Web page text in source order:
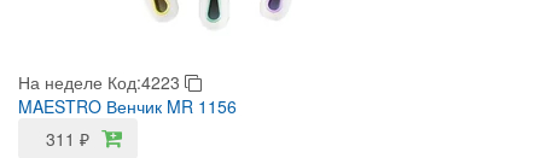
На неделе Код:4223
MAESTRO Венчик MR 1156
311 ₽